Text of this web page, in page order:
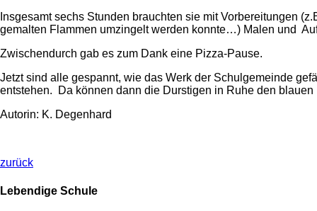
Insgesamt sechs Stunden brauchten sie mit Vorbereitungen
gemalten Flammen umzingelt werden konnte…) Malen und
Zwischendurch gab es zum Dank eine Pizza-Pause.
Jetzt sind alle gespannt, wie das Werk der Schulgemeinde
entstehen. Da können dann die Durstigen in Ruhe den
Autorin: K. Degenhard
zurück
Lebendige Schule